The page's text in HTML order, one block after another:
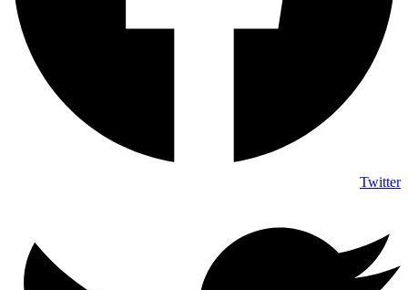
Twitter